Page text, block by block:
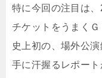
特に今回の注目は
チケットをうまく
史上初の、場外公
手に汗握るレポート